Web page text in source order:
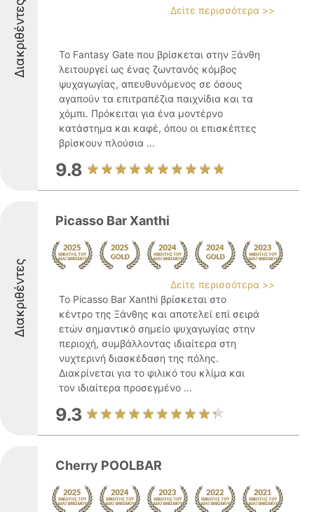
Διακριθέντες Δείτε περισσότερα >>
Το Fantasy Gate που βρίσκεται στην Ξάνθη
λειτουργεί ως ένας ζωντανός κόμβος
ψυχαγωγίας, απευθυνόμενος σε όσους
αγαπούν τα επιτραπέζια παιχνίδια και τα
χόμπι. Πρόκειται για ένα μοντέρνο
κατάστημα και καφέ, όπου οι επισκέπτες
βρίσκουν πλούσια ...
9.8
Διακριθέντες
Picasso Bar Xanthi
Δείτε περισσότερα >>
Το Picasso Bar Xanthi βρίσκεται στο
κέντρο της Ξάνθης και αποτελεί επί σειρά
ετών σημαντικό σημείο ψυχαγωγίας στην
περιοχή, συμβάλλοντας ιδιαίτερα στη
νυχτερινή διασκέδαση της πόλης.
Διακρίνεται για το φιλικό του κλίμα και
τον ιδιαίτερα προσεγμένο ...
9.3
Cherry POOLBAR